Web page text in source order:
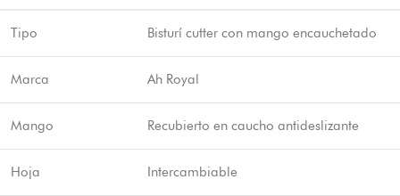
Tipo Bisturí cutter con mango encauchetado
Marca Ah Royal
Mango Recubierto en caucho antideslizante
Hoja Intercambiable